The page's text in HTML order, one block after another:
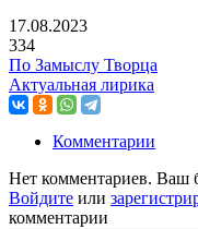
17.08.2023
334
По Замыслу Творца
Актуальная лирика
Комментарии
Нет комментариев. Ваш
Войдите или
комментарии